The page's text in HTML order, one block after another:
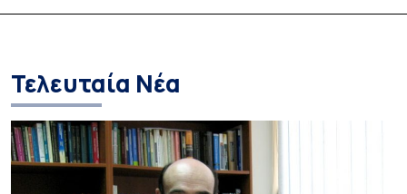
Linguistics in
Τελευταία Νέα